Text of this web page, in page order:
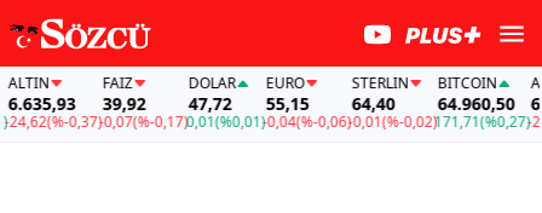
(%-0,37)
FAİZ
39,92
-0,07(%-0,17)
DOLAR
47,72
0,01(%0,01)
EURO
55,15
-0,04(%-0,06)
STERLIN
64,40
-0,01(%-0,02)
BITCOIN
64.960,50
171,71(%0,27)
ALTIN
-24,62